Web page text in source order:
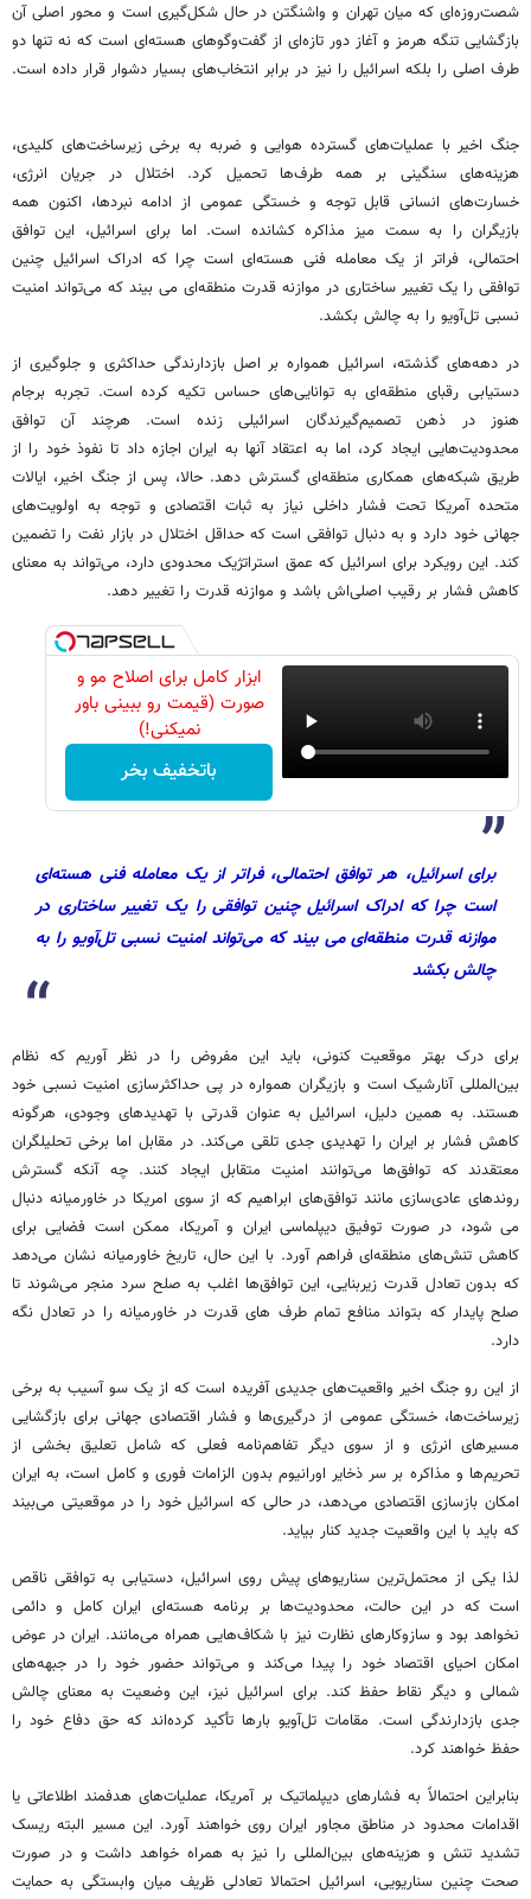
شصت‌روزه‌ای که میان تهران و واشنگتن در حال شکل‌گیری است و محور اصلی آن
بازگشایی تنگه هرمز و آغاز دور تازه‌ای از گفت‌وگوهای هسته‌ای است که نه تنها دو
طرف اصلی را بلکه اسرائیل را نیز در برابر انتخاب‌های بسیار دشوار قرار داده است.
جنگ اخیر با عملیات‌های گسترده هوایی و ضربه به برخی زیرساخت‌های کلیدی،
هزینه‌های سنگینی بر همه طرف‌ها تحمیل کرد. اختلال در جریان انرژی،
خسارت‌های انسانی قابل توجه و خستگی عمومی از ادامه نبردها، اکنون همه
بازیگران را به سمت میز مذاکره کشانده است. اما برای اسرائیل، این توافق
احتمالی، فراتر از یک معامله فنی هسته‌ای است چرا که ادراک اسرائیل چنین
توافقی را یک تغییر ساختاری در موازنه قدرت منطقه‌ای می بیند که می‌تواند امنیت
نسبی تل‌آویو را به چالش بکشد.
در دهه‌های گذشته، اسرائیل همواره بر اصل بازدارندگی حداکثری و جلوگیری از
دستیابی رقبای منطقه‌ای به توانایی‌های حساس تکیه کرده است. تجربه برجام
هنوز در ذهن تصمیم‌گیرندگان اسرائیلی زنده است. هرچند آن توافق
محدودیت‌هایی ایجاد کرد، اما به اعتقاد آنها به ایران اجازه داد تا نفوذ خود را از
طریق شبکه‌های همکاری منطقه‌ای گسترش دهد. حالا، پس از جنگ اخیر، ایالات
متحده آمریکا تحت فشار داخلی نیاز به ثبات اقتصادی و توجه به اولویت‌های
جهانی خود دارد و به دنبال توافقی است که حداقل اختلال در بازار نفت را تضمین
کند. این رویکرد برای اسرائیل که عمق استراتژیک محدودی دارد، می‌تواند به معنای
کاهش فشار بر رقیب اصلی‌اش باشد و موازنه قدرت را تغییر دهد.
ابزار کامل برای اصلاح مو و
صورت (قیمت رو ببینی باور
نمیکنی!)
باتخفیف بخر
برای اسرائیل، هر توافق احتمالی، فراتر از یک معامله فنی هسته‌ای
است چرا که ادراک اسرائیل چنین توافقی را یک تغییر ساختاری در
موازنه قدرت منطقه‌ای می بیند که می‌تواند امنیت نسبی تل‌آویو را به
چالش بکشد
برای درک بهتر موقعیت کنونی، باید این مفروض را در نظر آوریم که نظام
بین‌المللی آنارشیک است و بازیگران همواره در پی حداکثرسازی امنیت نسبی خود
هستند. به همین دلیل، اسرائیل به عنوان قدرتی با تهدیدهای وجودی، هرگونه
کاهش فشار بر ایران را تهدیدی جدی تلقی می‌کند. در مقابل اما برخی تحلیلگران
معتقدند که توافق‌ها می‌توانند امنیت متقابل ایجاد کنند. چه آنکه گسترش
روندهای عادی‌سازی مانند توافق‌های ابراهیم که از سوی امریکا در خاورمیانه دنبال
می شود، در صورت توفیق دیپلماسی ایران و آمریکا، ممکن است فضایی برای
کاهش تنش‌های منطقه‌ای فراهم آورد. با این حال، تاریخ خاورمیانه نشان می‌دهد
که بدون تعادل قدرت زیربنایی، این توافق‌ها اغلب به صلح سرد منجر می‌شوند تا
صلح پایدار که بتواند منافع تمام طرف های قدرت در خاورمیانه را در تعادل نگه
دارد.
از این رو جنگ اخیر واقعیت‌های جدیدی آفریده است که از یک سو آسیب به برخی
زیرساخت‌ها، خستگی عمومی از درگیری‌ها و فشار اقتصادی جهانی برای بازگشایی
مسیرهای انرژی و از سوی دیگر تفاهم‌نامه فعلی که شامل تعلیق بخشی از
تحریم‌ها و مذاکره بر سر ذخایر اورانیوم بدون الزامات فوری و کامل است، به ایران
امکان بازسازی اقتصادی می‌دهد، در حالی که اسرائیل خود را در موقعیتی می‌بیند
که باید با این واقعیت جدید کنار بیاید.
لذا یکی از محتمل‌ترین سناریوهای پیش روی اسرائیل، دستیابی به توافقی ناقص
است که در این حالت، محدودیت‌ها بر برنامه هسته‌ای ایران کامل و دائمی
نخواهد بود و سازوکارهای نظارت نیز با شکاف‌هایی همراه می‌مانند. ایران در عوض
امکان احیای اقتصاد خود را پیدا می‌کند و می‌تواند حضور خود را در جبهه‌های
شمالی و دیگر نقاط حفظ کند. برای اسرائیل نیز، این وضعیت به معنای چالش
جدی بازدارندگی است. مقامات تل‌آویو بارها تأکید کرده‌اند که حق دفاع خود را
حفظ خواهند کرد.
بنابراین احتمالاً به فشارهای دیپلماتیک بر آمریکا، عملیات‌های هدفمند اطلاعاتی یا
اقدامات محدود در مناطق مجاور ایران روی خواهند آورد. این مسیر البته ریسک
تشدید تنش و هزینه‌های بین‌المللی را نیز به همراه خواهد داشت و در صورت
صحت چنین سناریویی، اسرائیل احتمالا تعادلی ظریف میان وابستگی به حمایت